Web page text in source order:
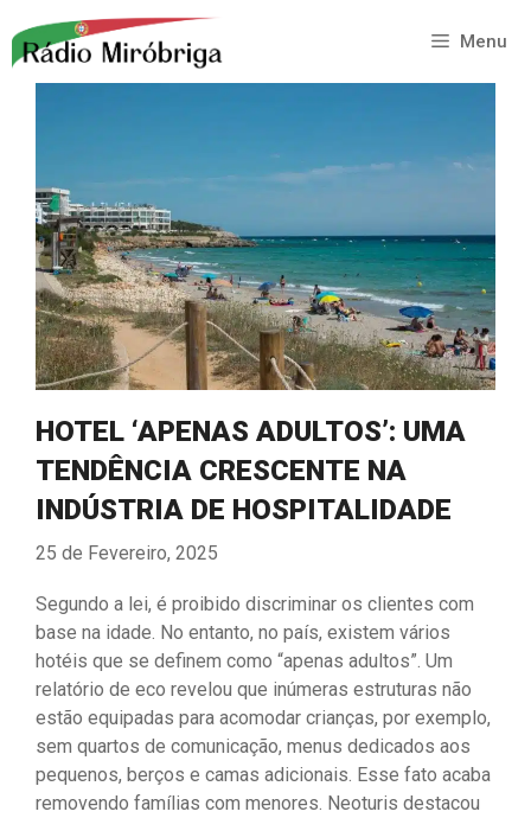
para
Menu
HOTEL ‘APENAS ADULTOS’: UMA
TENDÊNCIA CRESCENTE NA
INDÚSTRIA DE HOSPITALIDADE
25 de Fevereiro, 2025
Segundo a lei, é proibido discriminar os clientes com
base na idade. No entanto, no país, existem vários
hotéis que se definem como “apenas adultos”. Um
relatório de eco revelou que inúmeras estruturas não
estão equipadas para acomodar crianças, por exemplo,
sem quartos de comunicação, menus dedicados aos
pequenos, berços e camas adicionais. Esse fato acaba
removendo famílias com menores. Neoturis destacou